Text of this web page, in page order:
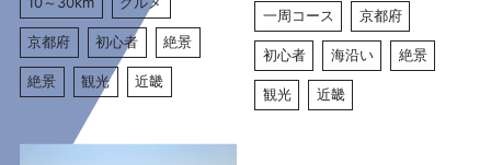
京都府 初心者 絶景
絶景 観光 近畿
一周コース 京都府
初心者 海沿い 絶景
観光 近畿